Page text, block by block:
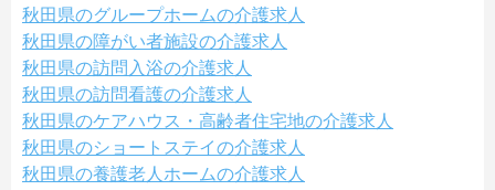
秋田県のグループホームの介護求人
秋田県の障がい者施設の介護求人
秋田県の訪問入浴の介護求人
秋田県の訪問看護の介護求人
秋田県のケアハウス・高齢者住宅地の介護求人
秋田県のショートステイの介護求人
秋田県の養護老人ホームの介護求人